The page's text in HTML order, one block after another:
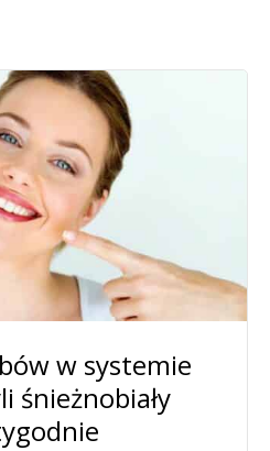
w systemie
śnieżnobiały